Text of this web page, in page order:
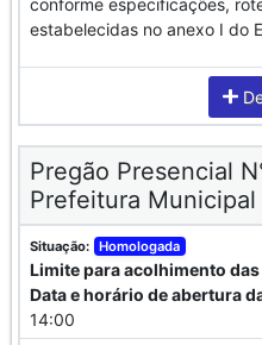
estabelecidas no anexo I do
Pregão Presencial
Prefeitura Municipal
Situação: Homologada
Limite para acolhimento
Data e horário de abertura
14:00